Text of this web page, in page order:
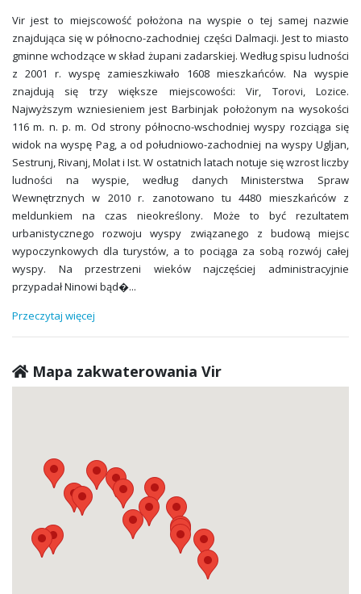
Vir jest to miejscowość położona na wyspie o tej samej nazwie
znajdująca się w północno-zachodniej części Dalmacji. Jest to miasto
gminne wchodzące w skład żupani zadarskiej. Według spisu ludności
z 2001 r. wyspę zamieszkiwało 1608 mieszkańców. Na wyspie
znajdują się trzy większe miejscowości: Vir, Torovi, Lozice.
Najwyższym wzniesieniem jest Barbinjak położonym na wysokości
116 m. n. p. m. Od strony północno-wschodniej wyspy rozciąga się
widok na wyspę Pag, a od południowo-zachodniej na wyspy Ugljan,
Sestrunj, Rivanj, Molat i Ist. W ostatnich latach notuje się wzrost liczby
ludności na wyspie, według danych Ministerstwa Spraw
Wewnętrznych w 2010 r. zanotowano tu 4480 mieszkańców z
meldunkiem na czas nieokreślony. Może to być rezultatem
urbanistycznego rozwoju wyspy związanego z budową miejsc
wypoczynkowych dla turystów, a to pociąga za sobą rozwój całej
wyspy. Na przestrzeni wieków najczęściej administracyjnie
przypadał Ninowi bąd�...
Przeczytaj więcej
Mapa zakwaterowania Vir